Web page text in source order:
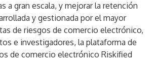
a gran escala, y mejorar la retención
y gestionada por el mayor
de riesgos de comercio electrónico,
e investigadores, la plataforma de
de comercio electrónico Riskified